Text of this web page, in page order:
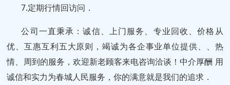
7.定期行情回访问．
公司一直秉承：诚信、上门服务、专业回收、价格从
优、互惠互利五大原则，竭诚为各企事业单位提供、、热
情、周到的服务，欢迎新老顾客来电咨询洽谈！中介厚酬 用
诚信和实力为春城人民服务，你的满意就是我们的追求．